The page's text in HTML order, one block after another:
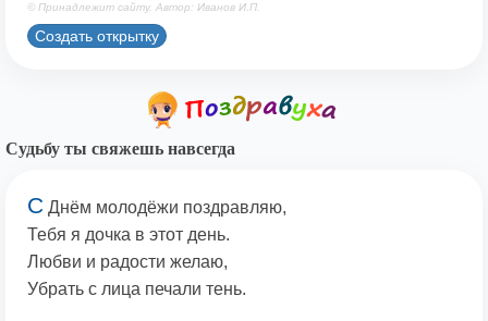
© Принадлежит сайту. Автор: Иванов И.П.
Создать открытку
Судьбу ты свяжешь навсегда
С Днём молодёжи поздравляю,
Тебя я дочка в этот день.
Любви и радости желаю,
Убрать с лица печали тень.